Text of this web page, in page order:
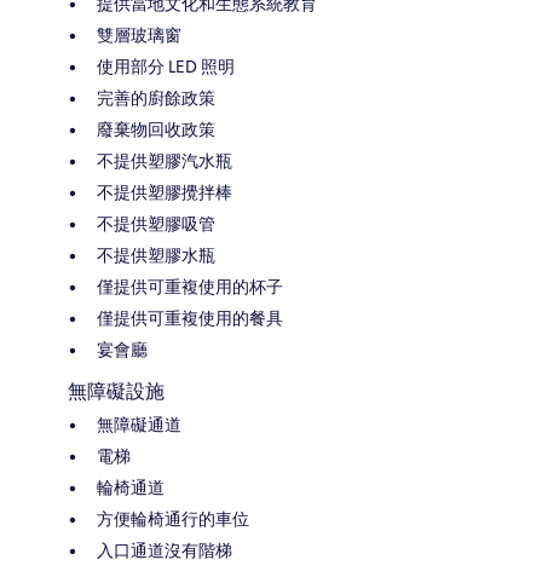
雙層玻璃窗
使用部分 LED 照明
完善的廚餘政策
廢棄物回收政策
不提供塑膠汽水瓶
不提供塑膠攪拌棒
不提供塑膠吸管
不提供塑膠水瓶
僅提供可重複使用的杯子
僅提供可重複使用的餐具
宴會廳
無障礙設施
無障礙通道
電梯
輪椅通道
方便輪椅通行的車位
入口通道沒有階梯